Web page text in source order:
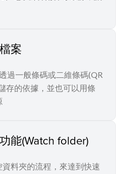
案
過一般條碼或二維條碼(QR
存的依據，並也可以用條
能(Watch folder)
料夾的流程，來達到快速